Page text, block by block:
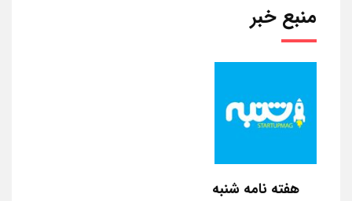
منبع خبر
هفته نامه شنبه